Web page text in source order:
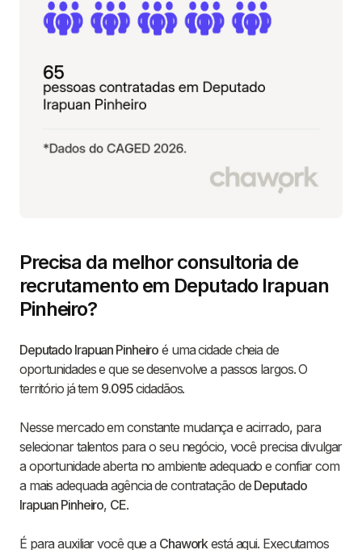
Precisa da melhor consultoria de
recrutamento em Deputado Irapuan
Pinheiro?
Deputado Irapuan Pinheiro é uma cidade cheia de
oportunidades e que se desenvolve a passos largos. O
território já tem 9.095cidadãos.
Nesse mercado em constante mudança e acirrado, para
selecionar talentos para o seu negócio, você precisa divulgar
a oportunidade aberta no ambiente adequado e confiar com
a mais adequada agência de contratação de Deputado
Irapuan Pinheiro, CE.
É para auxiliar você que a Chaworkestá aqui. Executamos